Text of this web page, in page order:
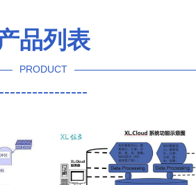
品列表
PRODUCT
----------------